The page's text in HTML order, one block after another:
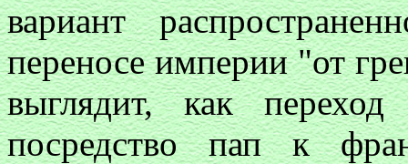
вариант
переносе империи "от
выглядит, как переход
посредство пап к